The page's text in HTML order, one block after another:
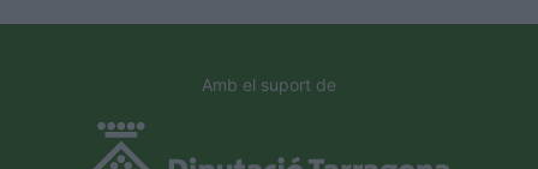
Amb el suport de